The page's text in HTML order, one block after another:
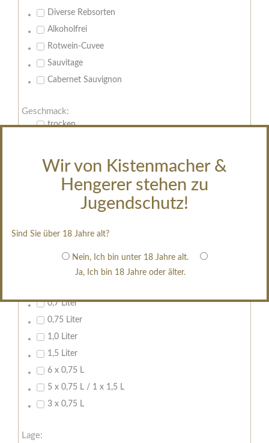
Wir von Kistenmacher &
Hengerer stehen zu
Jugendschutz!
Sind Sie über 18 Jahre alt?
Nein, Ich bin unter 18 Jahre alt.
Ja, Ich bin 18 Jahre oder älter.
Diverse Rebsorten
Alkoholfrei
Rotwein-Cuvee
Sauvitage
Cabernet Sauvignon
Geschmack:
trocken
halbtrocken
edelsüß
erfrischend, nicht zu süß
0,7 Liter
0,75 Liter
1,0 Liter
1,5 Liter
6 x 0,75 L
5 x 0,75 L / 1 x 1,5 L
3 x 0,75 L
Lage: